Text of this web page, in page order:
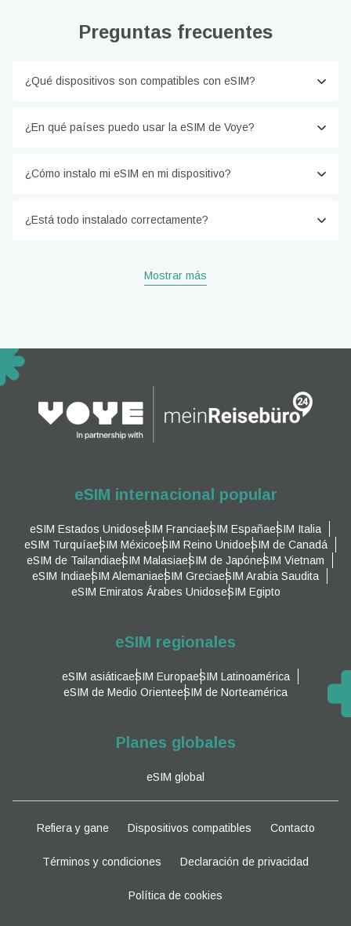
Preguntas frecuentes
¿Qué dispositivos son compatibles con eSIM?
¿En qué países puedo usar la eSIM de Voye?
¿Cómo instalo mi eSIM en mi dispositivo?
¿Está todo instalado correctamente?
Mostrar más
eSIM internacional popular
eSIM Estados UnidoseSIM FranciaeSIM EspañaeSIM Italia
eSIM TurquíaeSIM MéxicoeSIM Reino UnidoeSIM de Canadá
eSIM de TailandiaeSIM MalasiaeSIM de JapóneSIM Vietnam
eSIM IndiaeSIM AlemaniaeSIM GreciaeSIM Arabia Saudita
eSIM Emiratos Árabes UnidoseSIM Egipto
eSIM regionales
eSIM asiáticaeSIM EuropaeSIM Latinoamérica
eSIM de Medio OrienteeSIM de Norteamérica
Planes globales
eSIM global
Refiera y gane Dispositivos compatibles Contacto
Términos y condiciones Declaración de privacidad
Política de cookies